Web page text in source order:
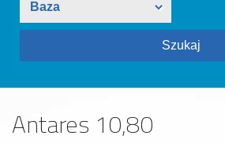
Antares 10,80